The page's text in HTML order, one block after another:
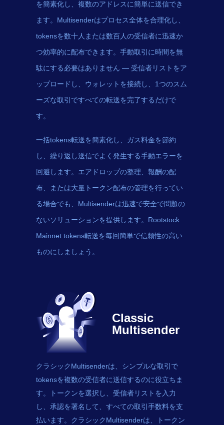
を簡素化し、複数のアドレスに簡単に送信でき
ます。Multisenderはプロセス全体を合理化し、
tokensを数十人または数百人の受信者に迅速か
つ効率的に配布できます。手動取引に時間を無
駄にする必要はありません — 受信者リストをア
ップロードし、ウォレットを接続し、1つのスム
ーズな取引ですべての転送を完了するだけで
す。
一括tokens転送を簡素化し、ガス料金を節約
し、繰り返し送信でよく発生する手動エラーを
回避します。エアドロップの整理、報酬の配
布、または大量トークン配布の管理を行ってい
る場合でも、Multisenderは迅速で安全で問題の
ないソリューションを提供します。Rootstock
Mainnet tokens転送を毎回簡単で信頼性の高い
ものにしましょう。
Classic
Multisender
クラシックMultisenderは、シンプルな取引で
tokensを複数の受信者に送信するのに役立ちま
す。トークンを選択し、受信者リストを入力
し、承認を署名して、すべての取引手数料を支
払います。クラシックMultisenderは、トークン